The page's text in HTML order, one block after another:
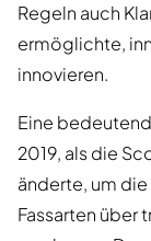
Regeln auch
ermöglichte,
innovieren.
Eine
2019, als die
änderte, um
Fassarten über